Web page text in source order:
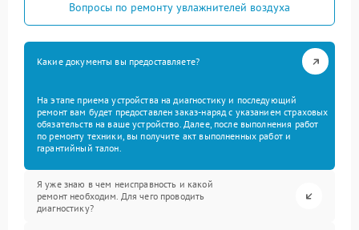
Вопросы по ремонту увлажнителей воздуха
Какие документы вы предоставляете?
На этапе приема устройства на диагностику и последующий
ремонт вам будет предоставлен заказ-наряд с указанием страховых
обязательств на ваше устройство. Далее, после выполнения работ
по ремонту техники, вы получите акт выполненных работ и
гарантийный талон.
Я уже знаю в чем неисправность и какой
ремонт необходим. Для чего проводить
диагностику?